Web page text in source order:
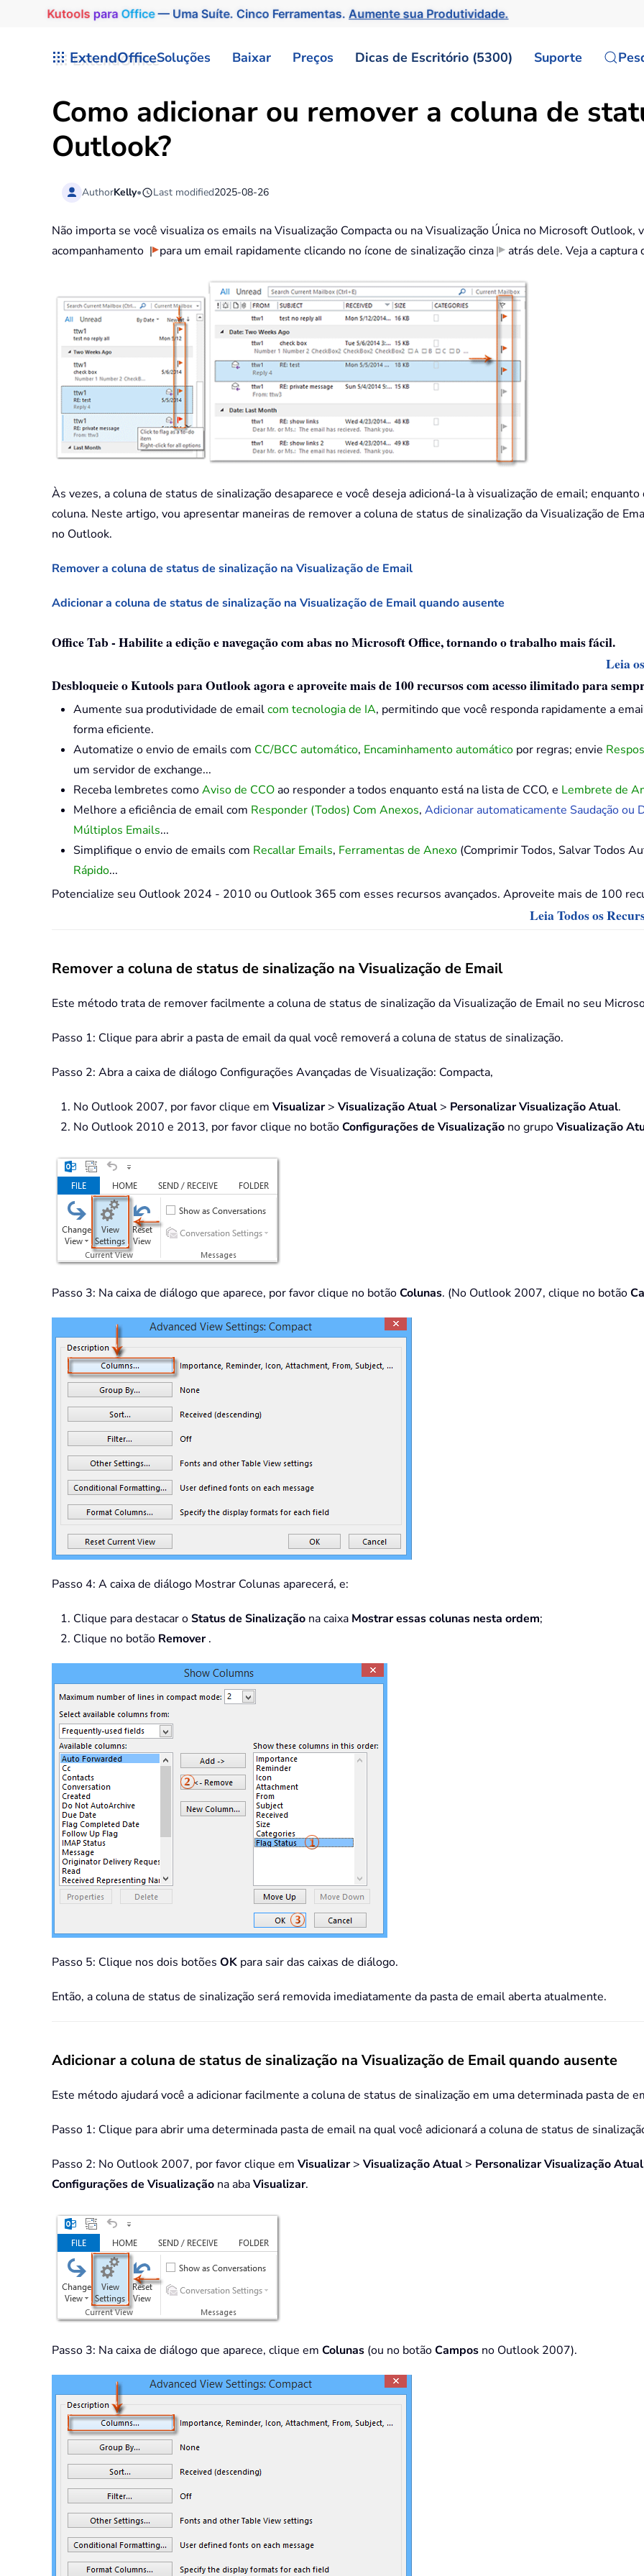
Kutools para Office— Uma Suíte. Cinco Ferramentas.Aumente sua Produtividade.
ExtendOfficeSoluções Baixar Preços Dicas de Escritório (5300) Suporte
Como adicionar ou remover a coluna de
Outlook?
AuthorKelly• Last modified2025-08-26
Não importa se você visualiza os emails na Visualização Compacta ou na Visualização Única no Microsoft Outlook,
acompanhamento
para um email rapidamente clicando no ícone de sinalização cinza atrás dele. Veja a captura
Às vezes, a coluna de status de sinalização desaparece e você deseja adicioná-la à visualização de email;
coluna. Neste artigo, vou apresentar maneiras de remover a coluna de status de sinalização da Visualização de
no Outlook.
Remover a coluna de status de sinalização na Visualização de Email
Adicionar a coluna de status de sinalização na Visualização de Email quando ausente
Office Tab - Habilite a edição e navegação com abas no Microsoft Office, tornando o trabalho mais fácil.
Leia
Desbloqueie o Kutools para Outlook agora e aproveite mais de 100 recursos com acesso ilimitado para
Aumente sua produtividade de emailcom tecnologia de IA, permitindo que você responda rapidamente a
forma eficiente.
Automatize o envio de emails com CC/BCC automático, Encaminhamento automático por regras; envie
um servidor de exchange...
Receba lembretes comoAviso de CCOao responder a todos enquanto está na lista de CCO, e Lembrete de
Melhore a eficiência de email com Responder (Todos) Com Anexos, Adicionar automaticamente Saudação ou
Múltiplos Emails...
Simplifique o envio de emails com Recallar Emails, Ferramentas de Anexo (Comprimir Todos, Salvar Todos
Rápido...
Potencialize seu Outlook 2024 - 2010 ou Outlook 365 com esses recursos avançados. Aproveite mais de 100
Leia Todos os
Remover a coluna de status de sinalização na Visualização de Email
Este método trata de remover facilmente a coluna de status de sinalização da Visualização de Email no seu
Passo 1: Clique para abrir a pasta de email da qual você removerá a coluna de status de sinalização.
Passo 2: Abra a caixa de diálogo Configurações Avançadas de Visualização: Compacta,
No Outlook 2007, por favor clique em Visualizar> Visualização Atual > Personalizar Visualização Atual.
No Outlook 2010 e 2013, por favor clique no botãoConfigurações de Visualização no grupoVisualização
Passo 3: Na caixa de diálogo que aparece, por favor clique no botãoColunas. (No Outlook 2007, clique no botão
Passo 4: A caixa de diálogo Mostrar Colunas aparecerá, e:
Clique para destacar oStatus de Sinalização na caixa Mostrar essas colunas nesta ordem;
Clique no botão Remover.
Passo 5: Clique nos dois botões OK para sair das caixas de diálogo.
Então, a coluna de status de sinalização será removida imediatamente da pasta de email aberta atualmente.
Adicionar a coluna de status de sinalização na Visualização de Email quando ausente
Este método ajudará você a adicionar facilmente a coluna de status de sinalização em uma determinada pasta de
Passo 1: Clique para abrir uma determinada pasta de email na qual você adicionará a coluna de status de
Passo 2: No Outlook 2007, por favor clique em Visualizar> Visualização Atual > Personalizar Visualização Atual
Configurações de Visualização na abaVisualizar.
Passo 3: Na caixa de diálogo que aparece, clique em Colunas (ou no botãoCampos no Outlook 2007).